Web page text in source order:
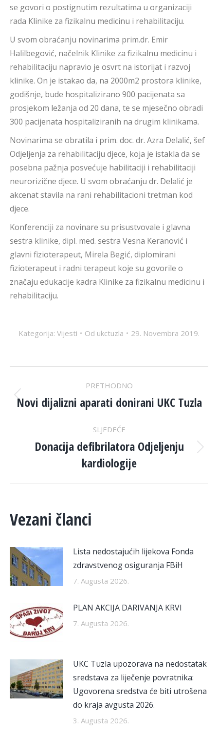
se govori o postignutim rezultatima u organizaciji
rada Klinike za fizikalnu medicinu i rehabilitaciju.
U svom obraćanju novinarima prim.dr. Emir
Halilbegović, načelnik Klinike za fizikalnu medicinu i
rehabilitaciju napravio je osvrt na istorijat i razvoj
klinike. On je istakao da, na 2000m2 prostora klinike,
godišnje, bude hospitalizirano 900 pacijenata sa
prosjekom ležanja od 20 dana, te se mjesečno obradi
300 pacijenata hospitaliziranih na drugim klinikama.
Novinarima se obratila i prim. doc. dr. Azra Delalić, šef
Odjeljenja za rehabilitaciju djece, koja je istakla da se
posebna pažnja posvećuje habilitaciji i rehabilitaciji
neurorizične djece. U svom obraćanju dr. Delalić je
akcenat stavila na rani rehabilitacioni tretman kod
djece.
Konferenciji za novinare su prisustvovale i glavna
sestra klinike, dipl. med. sestra Vesna Keranović i
glavni fizioterapeut, Mirela Begić, diplomirani
fizioterapeut i radni terapeut koje su govorile o
značaju edukacije kadra Klinike za fizikalnu medicinu i
rehabilitaciju.
Kategorija: Vijesti Od ukctuzla 29. Novembra 2019.
POST
NAVIGATION
PRETHODNO
Previous
Novi dijalizni aparati donirani UKC Tuzla
SLJEDEĆE
Next
post:
Donacija defibrilatora Odjeljenju
kardiologije
Vezani članci
Lista nedostajućih lijekova Fonda
zdravstvenog osiguranja FBiH
7. Augusta 2026.
PLAN AKCIJA DARIVANJA KRVI
7. Augusta 2026.
UKC Tuzla upozorava na nedostatak
sredstava za liječenje povratnika:
Ugovorena sredstva će biti utrošena
do kraja avgusta 2026.
3. Augusta 2026.